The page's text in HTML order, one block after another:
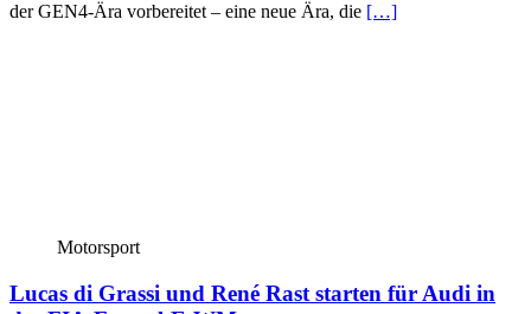
der GEN4-Ära vorbereitet – eine neue Ära, die […]
Motorsport
Lucas di Grassi und René Rast starten für Audi in